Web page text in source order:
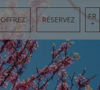
OFFREZ RÉSERVEZ FR
+